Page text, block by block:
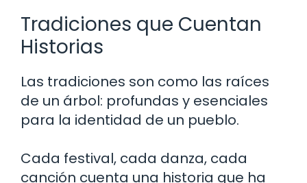
Tradiciones que Cuentan
Historias
Las tradiciones son como las raíces
de un árbol: profundas y esenciales
para la identidad de un pueblo.
Cada festival, cada danza, cada
canción cuenta una historia que ha